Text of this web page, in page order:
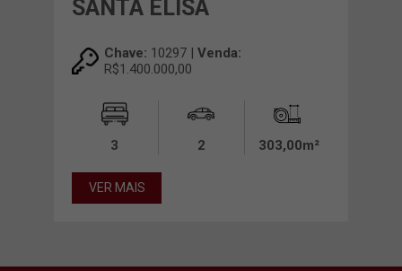
SANTA ELISA
Chave: 10297 | Venda:
R$1.400.000,00
3 2 303,00m²
VER MAIS